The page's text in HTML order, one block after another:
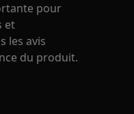
pour
et
les avis
du produit.